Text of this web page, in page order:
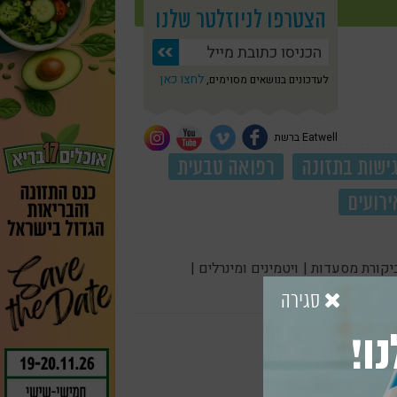
הצטרפו לניוזלטר שלנו
לעדכונים בנושאים מסוימים, לחצו כאן
Eatwell ברשת
גישות בתזונה
רפואה טבעית
מסעדות | ויטמינים ומינרלים |
סגירה